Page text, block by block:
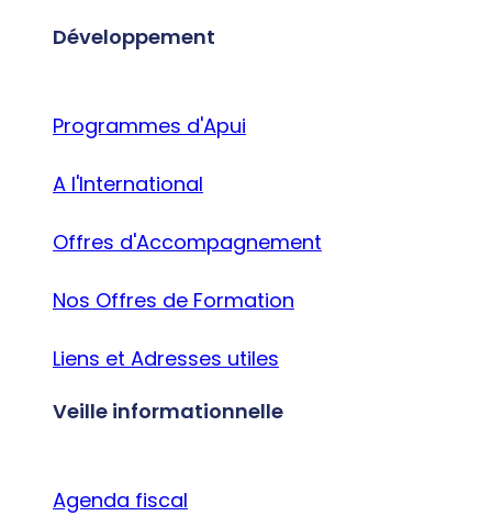
Développement
Programmes d'Apui
A l'International
Offres d'Accompagnement
Nos Offres de Formation
Liens et Adresses utiles
Veille informationnelle
Agenda fiscal